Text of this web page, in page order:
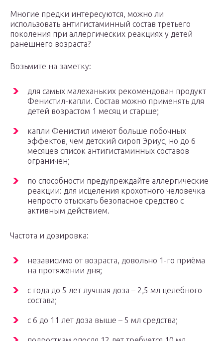
Многие предки интересуются, можно ли
использовать антигистаминный состав третьего
поколения при аллергических реакциях у детей
ранешнего возраста?
Возьмите на заметку:
для самых малеханьких рекомендован продукт
Фенистил-капли. Состав можно применять для
детей возрастом 1 месяц и старше;
капли Фенистил имеют больше побочных
эффектов, чем детский сироп Эриус, но до 6
месяцев список антигистаминных составов
ограничен;
по способности предупреждайте аллергические
реакции: для исцеления крохотного человечка
непросто отыскать безопасное средство с
активным действием.
Частота и дозировка:
независимо от возраста, довольно 1-го приёма
на протяжении дня;
с года до 5 лет лучшая доза – 2,5 мл целебного
состава;
с 6 до 11 лет доза выше – 5 мл средства;